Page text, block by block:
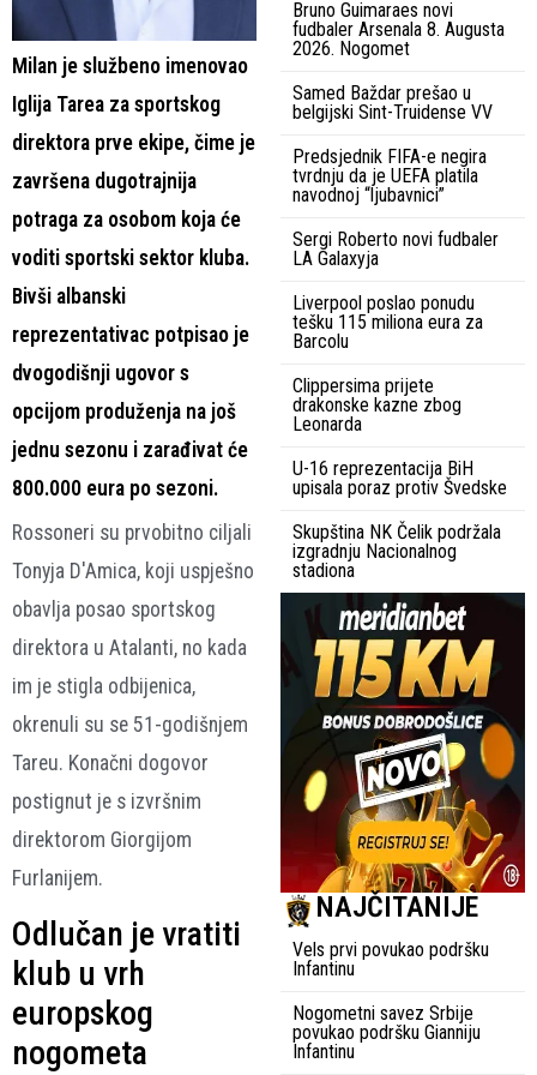
Milan je službeno imenovao
Iglija Tarea za sportskog
direktora prve ekipe, čime je
završena dugotrajnija
potraga za osobom koja će
voditi sportski sektor kluba.
Bivši albanski
reprezentativac potpisao je
dvogodišnji ugovor s
opcijom produženja na još
jednu sezonu i zarađivat će
800.000 eura po sezoni.
Rossoneri su prvobitno ciljali
Tonyja D'Amica, koji uspješno
obavlja posao sportskog
direktora u Atalanti, no kada
im je stigla odbijenica,
okrenuli su se 51-godišnjem
Tareu. Konačni dogovor
postignut je s izvršnim
direktorom Giorgijom
Furlanijem.
Odlučan je vratiti
klub u vrh
europskog
nogometa
Bruno Guimaraes novi
fudbaler Arsenala 8. Augusta
2026. Nogomet
Samed Baždar prešao u
belgijski Sint-Truidense VV
Predsjednik FIFA-e negira
tvrdnju da je UEFA platila
navodnoj “ljubavnici”
Sergi Roberto novi fudbaler
LA Galaxyja
Liverpool poslao ponudu
tešku 115 miliona eura za
Barcolu
Clippersima prijete
drakonske kazne zbog
Leonarda
U-16 reprezentacija BiH
upisala poraz protiv Švedske
Skupština NK Čelik podržala
izgradnju Nacionalnog
stadiona
NAJČITANIJE
Vels prvi povukao podršku
Infantinu
Nogometni savez Srbije
povukao podršku Gianniju
Infantinu